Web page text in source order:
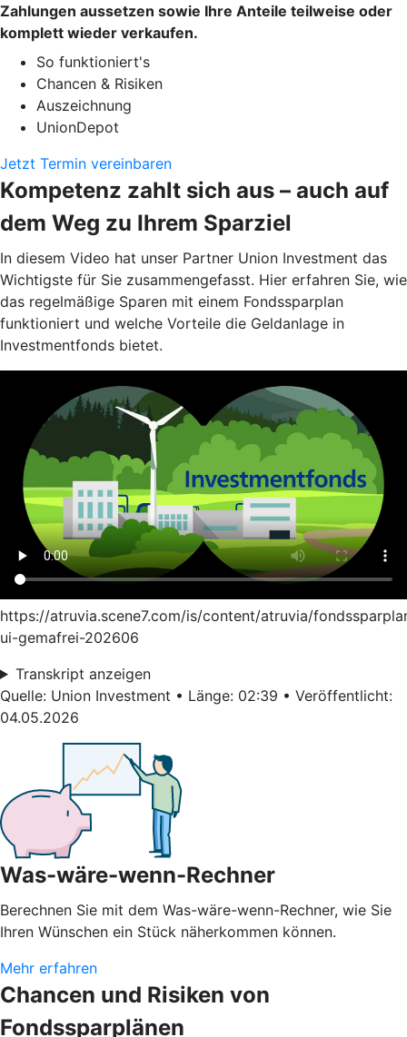
Zahlungen aussetzen sowie Ihre Anteile teilweise oder
komplett wieder verkaufen.
So funktioniert's
Chancen & Risiken
Auszeichnung
UnionDepot
Jetzt Termin vereinbaren
Kompetenz zahlt sich aus – auch auf
dem Weg zu Ihrem Sparziel
In diesem Video hat unser Partner Union Investment das
Wichtigste für Sie zusammengefasst. Hier erfahren Sie, wie
das regelmäßige Sparen mit einem Fondssparplan
funktioniert und welche Vorteile die Geldanlage in
Investmentfonds bietet.
https://atruvia.scene7.com/is/content/atruvia/
ui-gemafrei-202606
Transkript anzeigen
Quelle: Union Investment • Länge: 02:39 • Veröffentlicht:
04.05.2026
Was-wäre-wenn-Rechner
Berechnen Sie mit dem Was-wäre-wenn-Rechner, wie Sie
Ihren Wünschen ein Stück näherkommen können.
Mehr erfahren
Chancen und Risiken von
Fondssparplänen